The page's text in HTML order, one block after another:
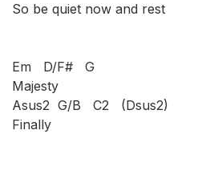
So be quiet now and rest
Em D/F# G
Majesty
Asus2 G/B C2 (Dsus2)
Finally